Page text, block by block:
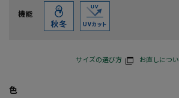
機能
サイズの選び方 お直しにつ
色